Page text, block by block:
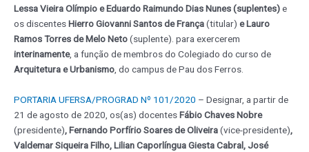
Lessa Vieira Olímpio e Eduardo Raimundo Dias Nunes (suplentes)e
os discentesHierro Giovanni Santos de França(titular) e Lauro
Ramos Torres de Melo Neto(suplente). para exercerem
interinamente, a função de membros do Colegiado do curso de
Arquitetura e Urbanismo, do campus de Pau dos Ferros.
PORTARIA UFERSA/PROGRAD Nº 101/2020 – Designar, a partir de
21 de agosto de 2020, os(as) docentesFábio Chaves Nobre
(presidente), Fernando Porfírio Soares de Oliveira(vice-presidente),
Valdemar Siqueira Filho, Lilian Caporlíngua Giesta Cabral, José